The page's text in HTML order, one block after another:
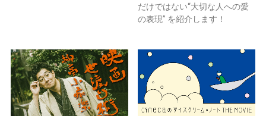
だけではない“大切な人への愛
の表現” を紹介します！